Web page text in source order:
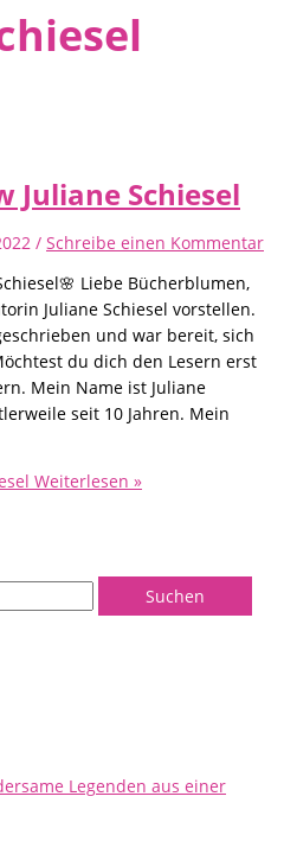
Schiesel
/ Schreibe einen Kommentar
Liebe Bücherblumen,
Juliane Schiesel vorstellen.
und war bereit, sich
du dich den Lesern erst
Mein Name ist Juliane
seit 10 Jahren. Mein
Weiterlesen »
Legenden aus einer